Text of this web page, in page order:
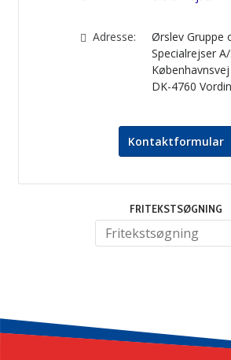
Adresse:
Ørslev Gruppe
Specialrejser A/
DK-4760
Kontaktformular
FRITEKSTSØGNING
DK-4760